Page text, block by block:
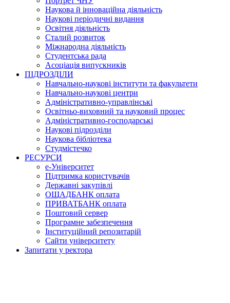
Наукова й інноваційна діяльність
Наукові періодичні видання
Освітня діяльність
Сталий розвиток
Міжнародна діяльність
Студентська рада
Асоціація випускників
ПІДРОЗДІЛИ
Навчально-наукові інститути та факультети
Навчально-наукові центри
Адміністративно-управлінські
Освітньо-виховний та науковий процес
Адміністративно-господарські
Наукові підрозділи
Наукова бібліотека
Студмістечко
РЕСУРСИ
е-Університет
Підтримка користувачів
Державні закупівлі
ОЩАДБАНК оплата
ПРИВАТБАНК оплата
Поштовий сервер
Програмне забезпечення
Інституційний репозитарій
Сайти університету
Запитати у ректора